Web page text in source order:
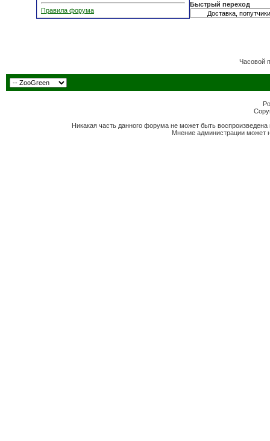
Правила форума
Быстрый переход
Часовой
Никакая часть данного форума не может быть
Мнение администрации может